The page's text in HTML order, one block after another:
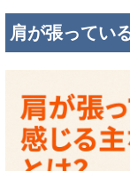
肩が張ってい